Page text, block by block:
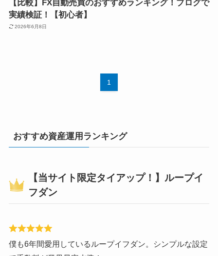
【比較】FX自動売買のおすすめランキング！ブログで
実績検証！【初心者】
2026年6月8日
1
おすすめ資産運用ランキング
【当サイト限定タイアップ！】ループイ
フダン
僕も6年間愛用しているループイフダン。シンプルな設定